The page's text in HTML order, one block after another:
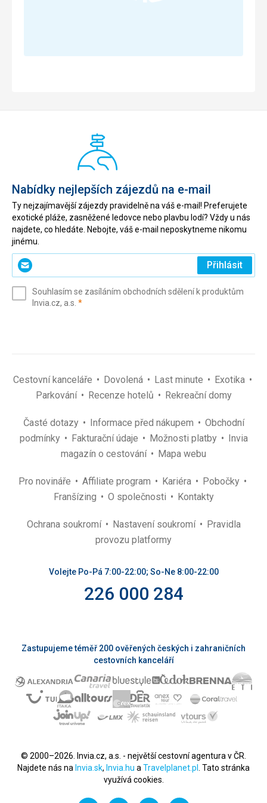
Nabídky nejlepších zájezdů na e-mail
Ty nejzajímavější zájezdy pravidelně na váš e-mail! Preferujete
exotické pláže, zasněžené ledovce nebo plavbu lodí? Vždy u nás
najdete, co hledáte. Nebojte, váš e-mail neposkytneme nikomu
jinému.
Zadejte
svůj
(povinné)
Přihlásit
Souhlasím se zasíláním obchodních sdělení k produktům
Invia.cz, a.s. *(povinné)
Cestovní kanceláře Dovolená Last minute
Exotika
Parkování
Recenze hotelů Rekreační domy
Časté dotazy Informace před nákupem
Obchodní
podmínky
Fakturační údaje Možnosti platby
Invia
magazín o cestování
Mapa webu
Pro novináře Affiliate program Kariéra
Pobočky
Franšízing
O společnosti Kontakty
Ochrana soukromí Nastavení soukromí
Pravidla
provozu platformy
Volejte Po-Pá 7:00-22:00; So-Ne 8:00-22:00
226 000 284
Zastupujeme téměř 200 ověřených českých i zahraničních
cestovních kanceláří
© 2000–2026. Invia.cz, a.s. - největší cestovní agentura v ČR.
Najdete nás na Invia.sk, Invia.hu a Travelplanet.pl
. Tato stránka
využívá cookies.